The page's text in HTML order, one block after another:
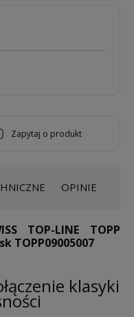
zapytaj o produkt
OPINIE
TOP-LINE TOPP
TOPP09005007
klasyki